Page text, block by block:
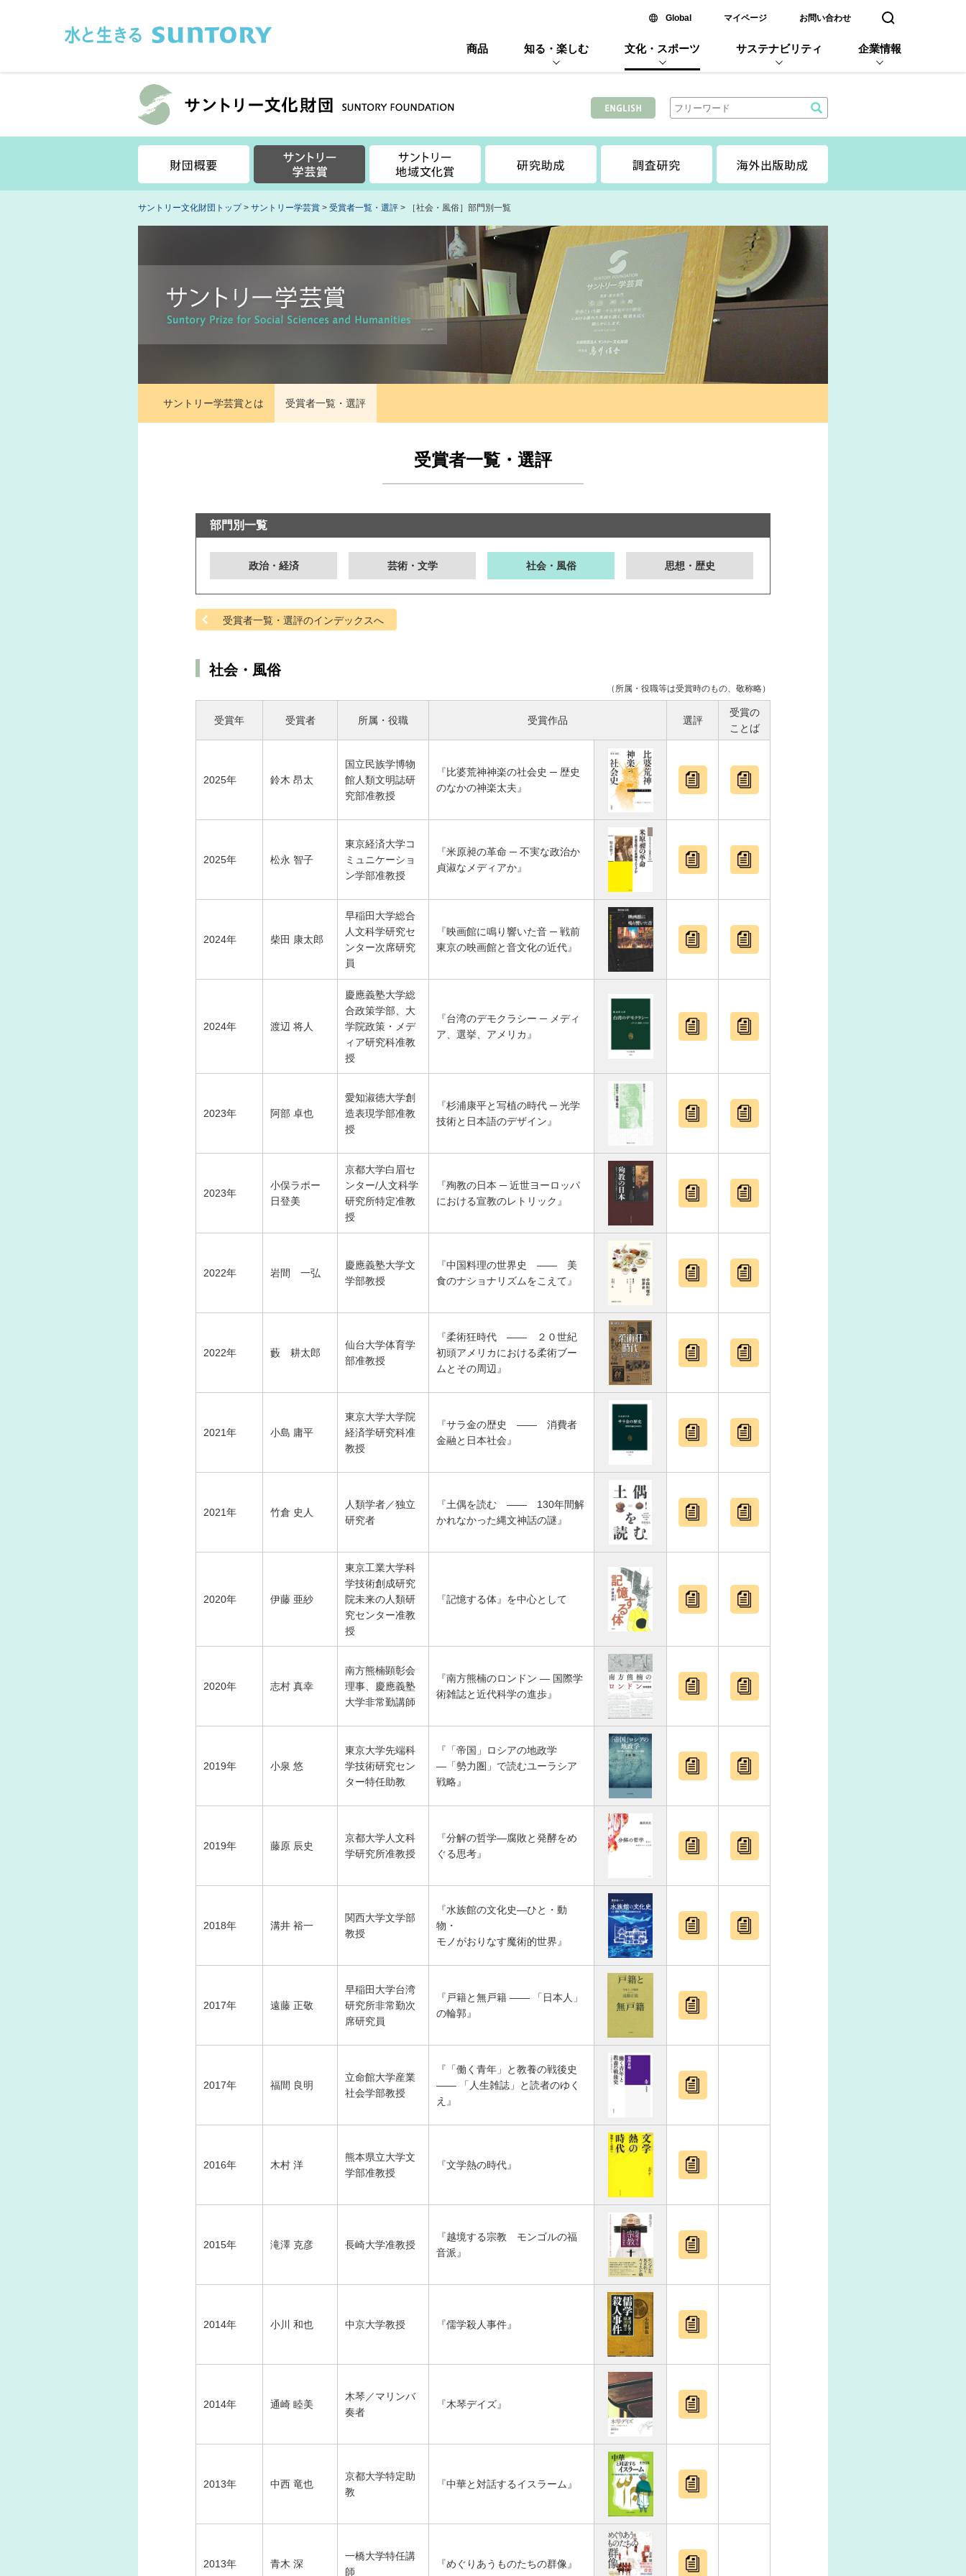
Global新しいウィンドウで開く
マイページ お問い合わせ 検索窓を開く
商品 知る・楽しむ 文化・スポーツ サステナビリティ 企業情報
サントリー文化財団トップ> サントリー学芸賞 > 受賞者一覧・選評 > ［社会・風俗］部門別一覧
サントリー学芸賞とは 受賞者一覧・選評
受賞者一覧・選評
部門別一覧
政治・経済 芸術・文学 社会・風俗 思想・歴史
受賞者一覧・選評のインデックスへ
社会・風俗
（所属・役職等は受賞時のもの、敬称略）
受賞年 受賞者 所属・役職 受賞作品 選評
受賞の
ことば
2025年 鈴木 昂太
国立民族学博物
館人類文明誌研
究部准教授
『比婆荒神神楽の社会史 ─ 歴史
のなかの神楽太夫』
2025年 松永 智子
東京経済大学コ
ミュニケーショ
ン学部准教授
『米原昶の革命 ─ 不実な政治か
貞淑なメディアか』
2024年 柴田 康太郎
早稲田大学総合
人文科学研究セ
ンター次席研究
員
『映画館に鳴り響いた音 ─ 戦前
東京の映画館と音文化の近代』
2024年 渡辺 将人
慶應義塾大学総
合政策学部、大
学院政策・メデ
ィア研究科准教
授
『台湾のデモクラシー ─ メディ
ア、選挙、アメリカ』
2023年 阿部 卓也
愛知淑徳大学創
造表現学部准教
授
『杉浦康平と写植の時代 ─ 光学
技術と日本語のデザイン』
2023年
小俣ラポー
日登美
京都大学白眉セ
ンター/人文科学
研究所特定准教
授
『殉教の日本 ─ 近世ヨーロッパ
における宣教のレトリック』
2022年 岩間 一弘
慶應義塾大学文
学部教授
『中国料理の世界史 ―― 美
食のナショナリズムをこえて』
2022年 藪 耕太郎
仙台大学体育学
部准教授
『柔術狂時代 ―― ２０世紀
初頭アメリカにおける柔術ブー
ムとその周辺』
2021年 小島 庸平
東京大学大学院
経済学研究科准
教授
『サラ金の歴史 ―― 消費者
金融と日本社会』
2021年 竹倉 史人
人類学者／独立
研究者
『土偶を読む ―― 130年間解
かれなかった縄文神話の謎』
2020年 伊藤 亜紗
東京工業大学科
学技術創成研究
院未来の人類研
究センター准教
授
『記憶する体』を中心として
2020年 志村 真幸
南方熊楠顕彰会
理事、慶應義塾
大学非常勤講師
『南方熊楠のロンドン ― 国際学
術雑誌と近代科学の進歩』
2019年 小泉 悠
東京大学先端科
学技術研究セン
ター特任助教
『「帝国」ロシアの地政学
―「勢力圏」で読むユーラシア
戦略』
2019年 藤原 辰史
京都大学人文科
学研究所准教授
『分解の哲学―腐敗と発酵をめ
ぐる思考』
2018年 溝井 裕一
関西大学文学部
教授
『水族館の文化史―ひと・動
物・
モノがおりなす魔術的世界』
2017年 遠藤 正敬
早稲田大学台湾
研究所非常勤次
席研究員
『戸籍と無戸籍 ―― 「日本人」
の輪郭』
2017年 福間 良明
立命館大学産業
社会学部教授
『「働く青年」と教養の戦後史
―― 「人生雑誌」と読者のゆく
え』
2016年 木村 洋
熊本県立大学文
学部准教授
『文学熱の時代』
2015年 滝澤 克彦 長崎大学准教授
『越境する宗教 モンゴルの福
音派』
2014年 小川 和也 中京大学教授 『儒学殺人事件』
2014年 通崎 睦美
木琴／マリンバ
奏者
『木琴デイズ』
2013年 中西 竜也
京都大学特定助
教
『中華と対話するイスラーム』
2013年 青木 深
一橋大学特任講
師
『めぐりあうものたちの群像』